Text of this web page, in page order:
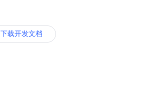
下载开发文档